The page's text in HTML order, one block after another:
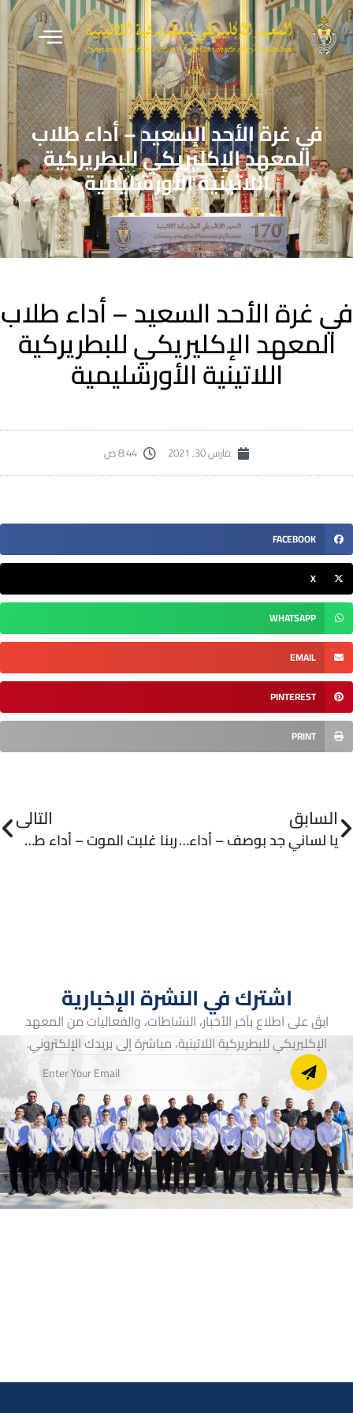
في غرة الأحد السعيد – أداء طلاب
المعهد الإكليريكي للبطريركية
اللاتينية الأورشليمية
غرة الأحد السعيد – أداء طلاب
المعهد الإكليريكي للبطريركية
اللاتينية الأورشليمية
مارس 30, 2021 8:44 ص
FACEBOOK
WHATSAPP
EMAIL
PINTEREST
PRINT
السابق
يا لساني جد بوصف – أداء طلاب المعهد الإكليريكي للبطريركية اللاتينية الأورشليمية
التالي
ربنا غلبت الموت – أداء طلاب المعهد الإكليريكي للبطريركية اللاتينية الأورشليمية
اشترك في النشرة الإخبارية
ابقَ على اطلاع بآخر الأخبار، النشاطات، والفعاليات من المعهد
الإكليريكي للبطريركية اللاتينية، مباشرة إلى بريدك الإلكتروني.